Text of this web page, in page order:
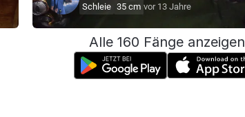
Schleie 35 cm vor 13 Jahre
Alle 160 Fänge anzeigen